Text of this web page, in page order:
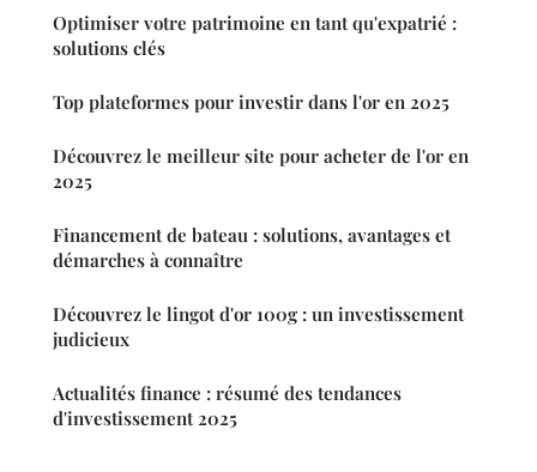
Optimiser votre patrimoine en tant qu'expatrié :
solutions clés
Top plateformes pour investir dans l'or en 2025
Découvrez le meilleur site pour acheter de l'or en
2025
Financement de bateau : solutions, avantages et
démarches à connaître
Découvrez le lingot d'or 100g : un investissement
judicieux
Actualités finance : résumé des tendances
d'investissement 2025